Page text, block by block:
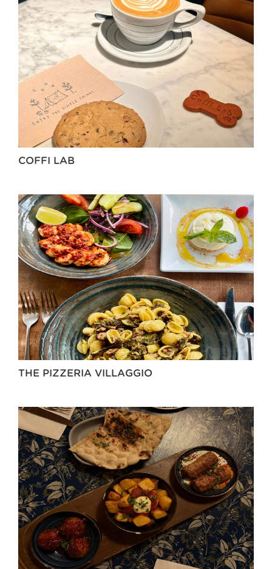
COFFI LAB
THE PIZZERIA VILLAGGIO